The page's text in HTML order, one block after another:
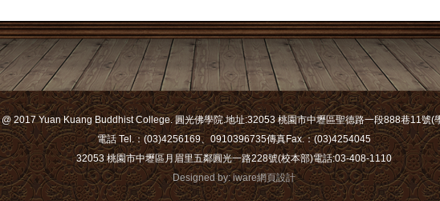
@ 2017 Yuan Kuang Buddhist College. 圓光佛學院.地址:32053 桃園市中壢區聖德路一段888巷11號(
電話 Tel.：(03)4256169、0910396735傳真Fax.：(03)4254045
32053 桃園市中壢區月眉里五鄰圓光一路228號(校本部)電話:03-408-1110
Designed by: iware網頁設計